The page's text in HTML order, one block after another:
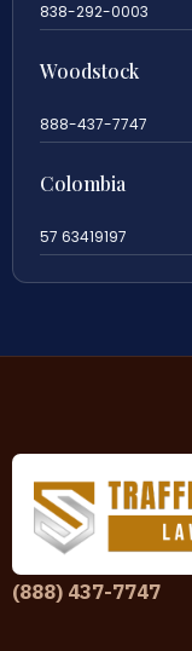
838-292-0003
Woodstock
888-437-7747
Colombia
57 63419197
(888) 437-7747